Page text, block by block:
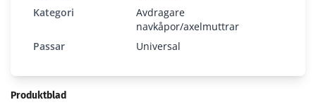
460.0025
Kategori
Avdragare
navkåpor/axelmuttrar
Passar
Universal
Produktblad